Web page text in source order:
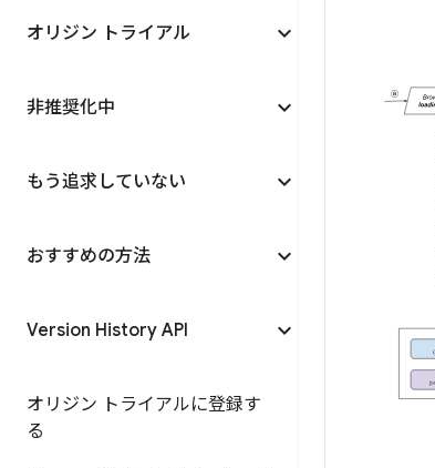
オリジン トライアル
非推奨化中
もう追求していない
おすすめの方法
Version History API
オリジン トライアルに登録す
る